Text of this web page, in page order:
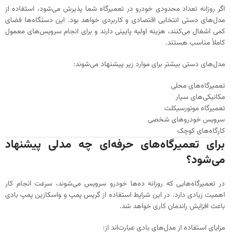
اگر روزانه تعداد محدودی خودرو در تعمیرگاه شما پذیرش می‌شود، استفاده از
مدل‌های دستی انتخابی اقتصادی و کاربردی خواهد بود. این دستگاه‌ها فضای
کمی اشغال می‌کنند، هزینه اولیه پایینی دارند و برای انجام سرویس‌های معمول
کاملاً مناسب هستند.
مدل‌های دستی بیشتر برای موارد زیر پیشنهاد می‌شوند:
تعمیرگاه‌های محلی
مکانیکی‌های سیار
تعمیرگاه موتورسیکلت
سرویس خودروهای شخصی
کارگاه‌های کوچک
برای تعمیرگاه‌های حرفه‌ای چه مدلی پیشنهاد
می‌شود؟
در تعمیرگاه‌هایی که روزانه ده‌ها خودرو سرویس می‌شوند، سرعت انجام کار
اهمیت زیادی دارد. در این شرایط استفاده از گریس پمپ و واسکازین پمپ بادی
باعث افزایش راندمان کاری خواهد شد.
مزایای استفاده از مدل‌های بادی عبارت‌اند از: